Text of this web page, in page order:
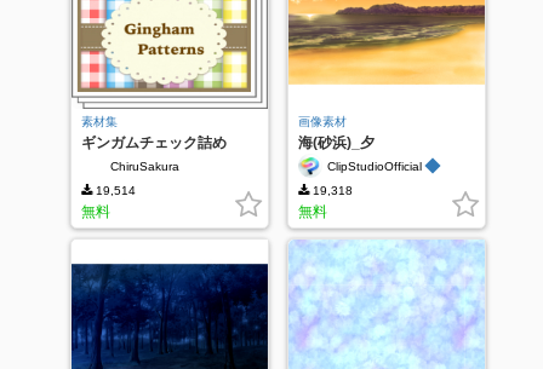
素材集
ギンガムチェック詰め
ChiruSakura
19,514
無料
画像素材
海(砂浜)_夕
ClipStudioOfficial ◆
19,318
無料